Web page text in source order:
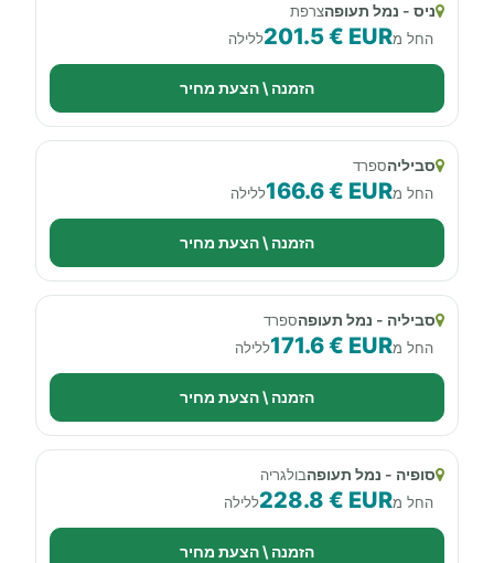
ניס - נמל תעופהצרפת
החל מ201.5 € EURללילה
הזמנה \ הצעת מחיר
סביליהספרד
החל מ166.6 € EURללילה
הזמנה \ הצעת מחיר
סביליה - נמל תעופהספרד
החל מ171.6 € EURללילה
הזמנה \ הצעת מחיר
סופיה - נמל תעופהבולגריה
החל מ228.8 € EURללילה
הזמנה \ הצעת מחיר